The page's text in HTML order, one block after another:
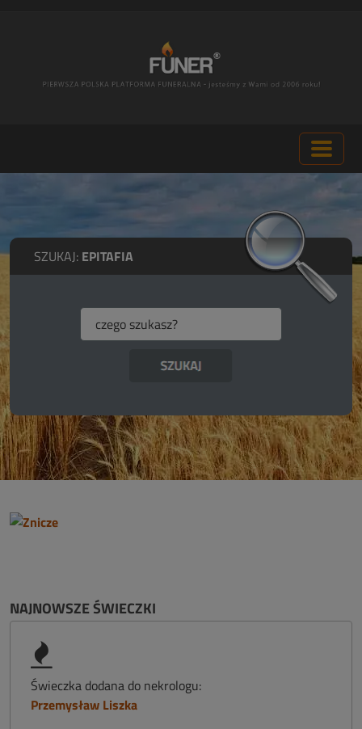
SZUKAJ: EPITAFIA
NAJNOWSZE ŚWIECZKI
Świeczka dodana do nekrologu:
Przemysław Liszka